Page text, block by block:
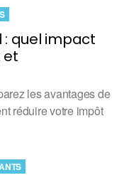
: quel impact
et
les avantages de
réduire votre impôt